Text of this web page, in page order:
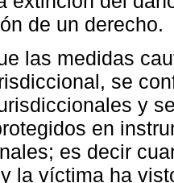
de un derecho.
las medidas
se
y
en
es decir
la víctima ha